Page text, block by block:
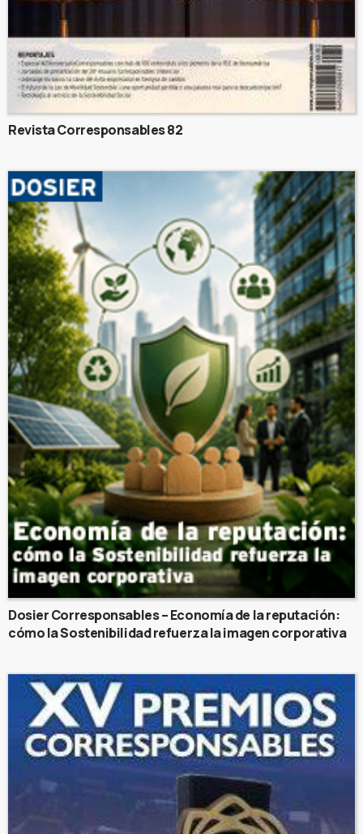
Revista Corresponsables 82
Dosier Corresponsables – Economía de la reputación:
cómo la Sostenibilidad refuerza la imagen corporativa